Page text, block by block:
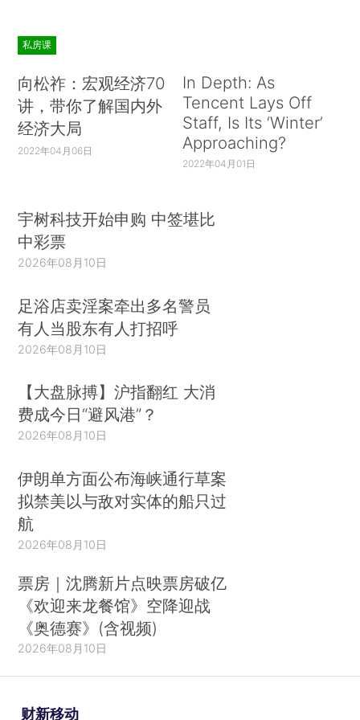
私房课
向松祚：宏观经济70
讲，带你了解国内外
经济大局
2022年04月06日
In Depth: As
Tencent Lays Off
Staff, Is Its ‘Winter’
Approaching?
2022年04月01日
宇树科技开始申购 中签堪比
中彩票
2026年08月10日
足浴店卖淫案牵出多名警员
有人当股东有人打招呼
2026年08月10日
【大盘脉搏】沪指翻红 大消
费成今日“避风港”？
2026年08月10日
伊朗单方面公布海峡通行草案
拟禁美以与敌对实体的船只过
航
2026年08月10日
票房｜沈腾新片点映票房破亿
《欢迎来龙餐馆》空降迎战
《奥德赛》(含视频)
2026年08月10日
财新移动